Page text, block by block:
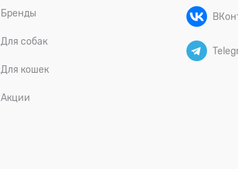
Бренды
Для собак
Для кошек
Акции